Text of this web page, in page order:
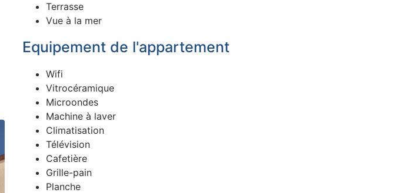
Terrasse
Vue à la mer
Equipement de l'appartement
Wifi
Vitrocéramique
Microondes
Machine à laver
Climatisation
Télévision
Cafetière
Grille-pain
Planche